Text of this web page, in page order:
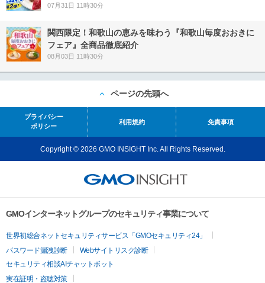
07月31日 11時30分
関西限定！和歌山の恵みを味わう『和歌山毎度おおきに
フェア』全商品徹底紹介
08月03日 11時30分
ページの先頭へ
プライバシー
ポリシー
利用規約 免責事項
Copyright © 2026 GMO INSIGHT Inc. All Rights Reserved.
GMOインターネットグループのセキュリティ事業について
世界初総合ネットセキュリティサービス「GMOセキュリティ24」
パスワード漏洩診断
Webサイトリスク診断
セキュリティ相談AIチャットボット
実在証明・盗聴対策